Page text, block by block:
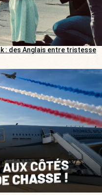
: des Anglais entre tristesse